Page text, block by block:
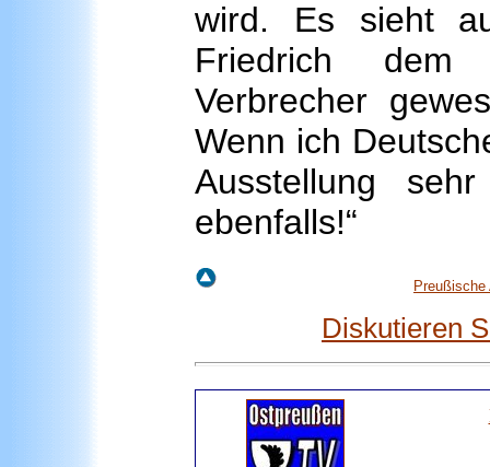
wird. Es sieht
Friedrich dem
Verbrecher
Wenn ich
Ausstellung
ebenfalls!“
Preußische
Diskutieren